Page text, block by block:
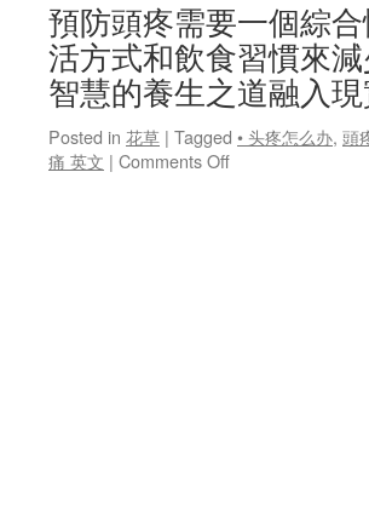
預防頭疼需要一個綜
活方式和飲食習慣來
智慧的養生之道融入
Posted in 花草 | Tagged • 头疼怎么办, 頭
痛 英文 | Comments Offon